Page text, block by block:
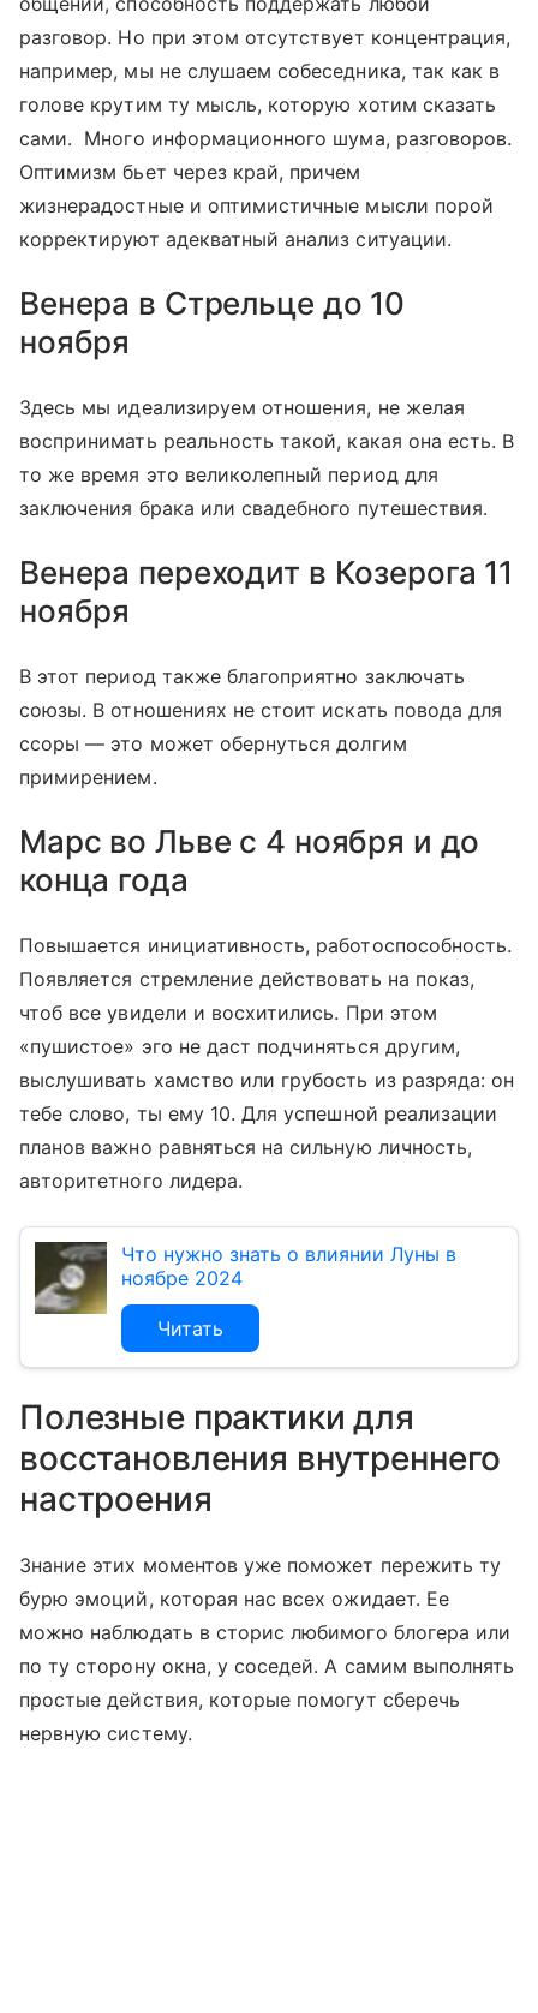
разговор. Но при этом отсутствует концентрация,
например, мы не слушаем собеседника, так как в
голове крутим ту мысль, которую хотим сказать
сами. Много информационного шума, разговоров.
Оптимизм бьет через край, причем
жизнерадостные и оптимистичные мысли порой
корректируют адекватный анализ ситуации.
Венера в Стрельце до 10
ноября
Здесь мы идеализируем отношения, не желая
воспринимать реальность такой, какая она есть. В
то же время это великолепный период для
заключения брака или свадебного путешествия.
Венера переходит в Козерога 11
ноября
В этот период также благоприятно заключать
союзы. В отношениях не стоит искать повода для
ссоры — это может обернуться долгим
примирением.
Марс во Льве с 4 ноября и до
конца года
Повышается инициативность, работоспособность.
Появляется стремление действовать на показ,
чтоб все увидели и восхитились. При этом
«пушистое» эго не даст подчиняться другим,
выслушивать хамство или грубость из разряда: он
тебе слово, ты ему 10. Для успешной реализации
планов важно равняться на сильную личность,
авторитетного лидера.
Что нужно знать о влиянии Луны в
ноябре 2024
Читать
Полезные практики для
восстановления внутреннего
настроения
Знание этих моментов уже поможет пережить ту
бурю эмоций, которая нас всех ожидает. Ее
можно наблюдать в сторис любимого блогера или
по ту сторону окна, у соседей. А самим выполнять
простые действия, которые помогут сберечь
нервную систему.